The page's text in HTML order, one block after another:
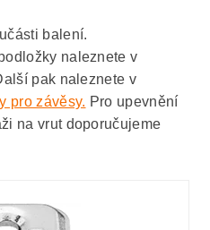
balení.
naleznete v
pak naleznete v
pro závěsy. Pro upevnění
na vrut doporučujeme